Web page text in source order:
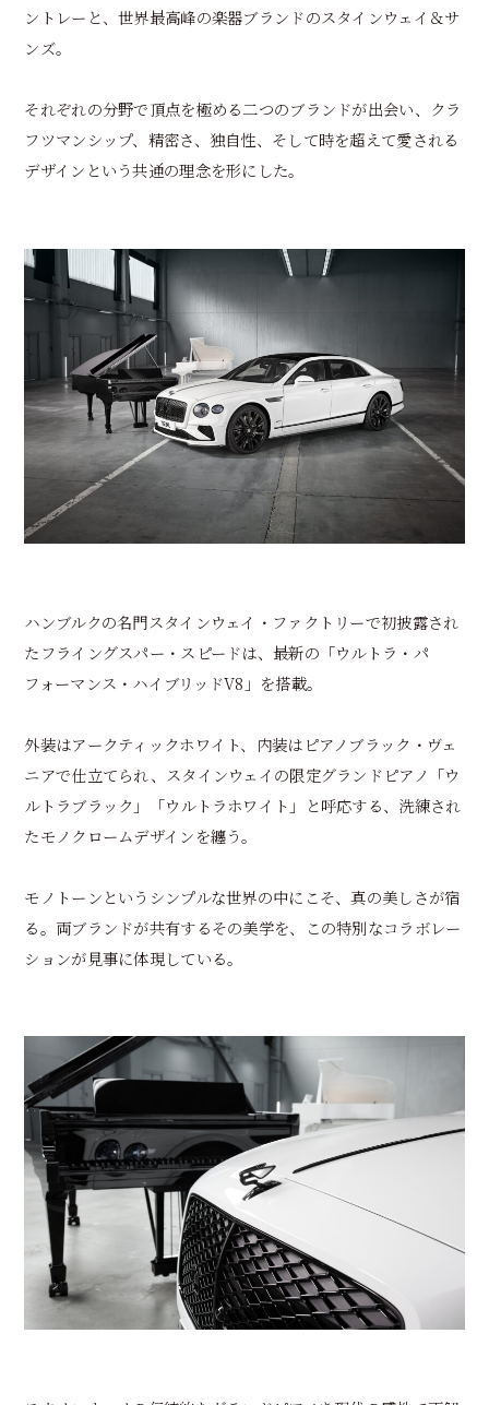
ントレーと、世界最高峰の楽器ブランドのスタインウェイ＆サ
ンズ。
それぞれの分野で頂点を極める二つのブランドが出会い、クラ
フツマンシップ、精密さ、独自性、そして時を超えて愛される
デザインという共通の理念を形にした。
ハンブルクの名門スタインウェイ・ファクトリーで初披露され
たフライングスパー・スピードは、最新の「ウルトラ・パ
フォーマンス・ハイブリッドV8」を搭載。
外装はアークティックホワイト、内装はピアノブラック・ヴェ
ニアで仕立てられ、スタインウェイの限定グランドピアノ「ウ
ルトラブラック」「ウルトラホワイト」と呼応する、洗練され
たモノクロームデザインを纏う。
モノトーンというシンプルな世界の中にこそ、真の美しさが宿
る。両ブランドが共有するその美学を、この特別なコラボレー
ションが見事に体現している。